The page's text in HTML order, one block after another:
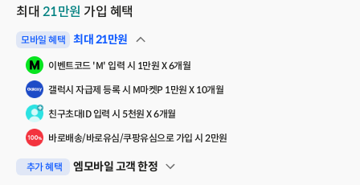
최대 21만원 가입 혜택
모바일 혜택 최대21만원
펼쳐보기
이벤트코드 'M' 입력 시 1만원 X 6개월
갤럭시 자급제 등록 시 M마켓P 1만원 X 10개월
친구초대ID 입력 시 5천원 X 6개월
바로배송/바로유심/쿠팡유심으로 가입 시 2만원
추가 혜택 엠모바일 고객 한정
펼쳐보기